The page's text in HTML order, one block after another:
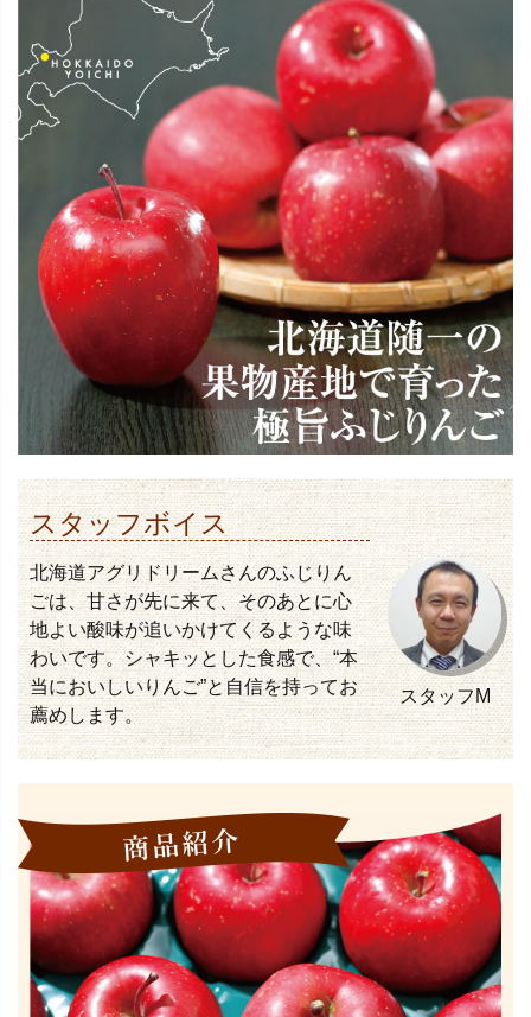
スタッフボイス
北海道アグリドリームさんのふじりん
ごは、甘さが先に来て、そのあとに心
地よい酸味が追いかけてくるような味
わいです。シャキッとした食感で、“本
当においしいりんご”と自信を持ってお
薦めします。
スタッフM